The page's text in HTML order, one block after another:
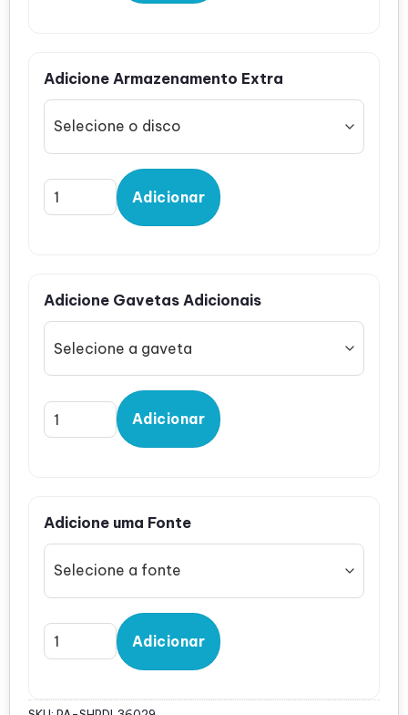
Adicione Armazenamento Extra
Adicionar
Adicione Gavetas Adicionais
Adicionar
Adicione uma Fonte
Adicionar